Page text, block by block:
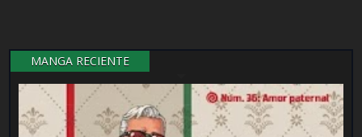
MANGA RECIENTE